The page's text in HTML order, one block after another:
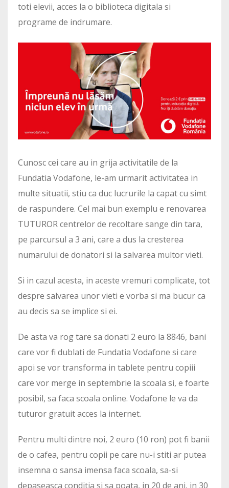
toti elevii, acces la o biblioteca digitala si
programe de indrumare.
Cunosc cei care au in grija activitatile de la
Fundatia Vodafone, le-am urmarit activitatea in
multe situatii, stiu ca duc lucrurile la capat cu simt
de raspundere. Cel mai bun exemplu e renovarea
TUTUROR centrelor de recoltare sange din tara,
pe parcursul a 3 ani, care a dus la cresterea
numarului de donatori si la salvarea multor vieti.
Si in cazul acesta, in aceste vremuri complicate, tot
despre salvarea unor vieti e vorba si ma bucur ca
au decis sa se implice si ei.
De asta va rog tare sa donati 2 euro la 8846, bani
care vor fi dublati de Fundatia Vodafone si care
apoi se vor transforma in tablete pentru copiii
care vor merge in septembrie la scoala si, e foarte
posibil, sa faca scoala online. Vodafone le va da
tuturor gratuit acces la internet.
Pentru multi dintre noi, 2 euro (10 ron) pot fi banii
de o cafea, pentru copii pe care nu-i stiti ar putea
insemna o sansa imensa faca scoala, sa-si
depaseasca conditia si sa poata, in 20 de ani, in 30